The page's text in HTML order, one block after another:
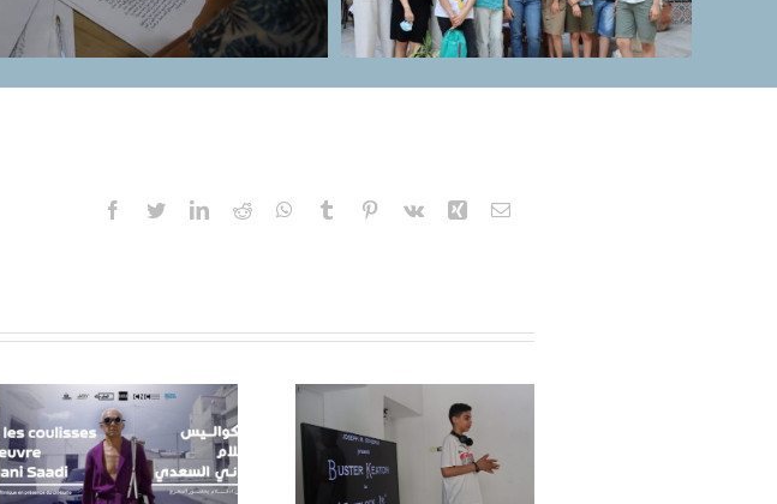
Facebook
TwitterLinkedIn
RedditWhatsApp
Tumblr Pinterest
Vk Xing Email
Atelier de
critique, Dar